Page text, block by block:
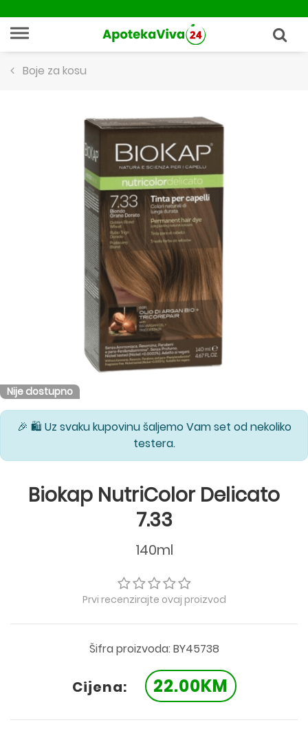
Boje za kosu
Nije dostupno
🎉 🛍️ Uz svaku kupovinu šaljemo Vam set od nekoliko
testera.
Biokap NutriColor Delicato
7.33
140ml
Prvi recenzirajte ovaj proizvod
Šifra proizvoda: BY45738
Cijena: 22.00KM